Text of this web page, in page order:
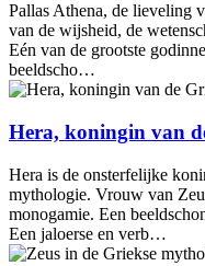
Pallas Athena, de lieveling
van de wijsheid, de
Eén van de grootste
beeldscho…
Hera, koningin van
Hera is de onsterfelijke
mythologie. Vrouw van
monogamie. Een
Een jaloerse en verb…